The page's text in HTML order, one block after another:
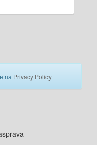
na Privacy Policy